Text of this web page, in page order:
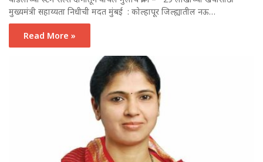
मुख्यमंत्री सहाय्यता निधीची मदत मुंबई : कोल्हापूर जिल्ह्यातील नऊ…
Read More »